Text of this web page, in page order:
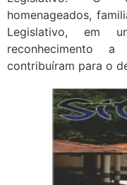
homenageados,
Legislativo, em
reconhecimento
contribuíram para o